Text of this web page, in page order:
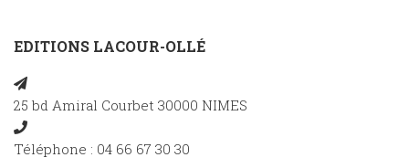
EDITIONS LACOUR-OLLÉ
25 bd Amiral Courbet 30000 NIMES
Téléphone : 04 66 67 30 30